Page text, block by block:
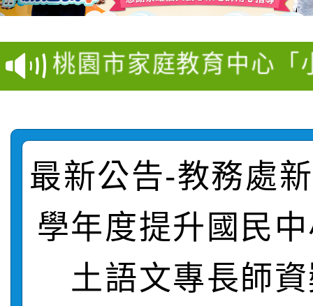
學年度第1學期第7次代
結果(第11招)
【甄選結果(第3招)】
學年度第1學期第9次代
結果(第3招)
桃園市家庭教育中心「
程資訊」、「暑期親子
「祖孫樂淘桃」、「愛
絕-親子共學同樂會」
站幸福系列講座及成長
報，惠請貴機關(學校)
宣導。
「校園短影音徵選活動
員」簡章及活動海報，
踴躍報名參加
115學年度新生訓練注
115學年度新生補報到
結果
【甄選結果(第10招)】
學年度第1學期第7次代
結果(第10招)
【甄選結果(第2招)】
學年度第1學期第9次
轉知：本市公務人員
最新公告-教務處
學年度提升國民
土語文專長師